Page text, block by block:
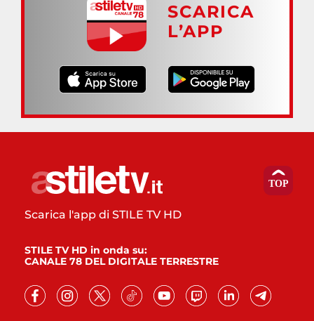
SCARICA
L’APP
Scarica l'app di STILE TV HD
STILE TV HD in onda su:
CANALE 78 DEL DIGITALE TERRESTRE